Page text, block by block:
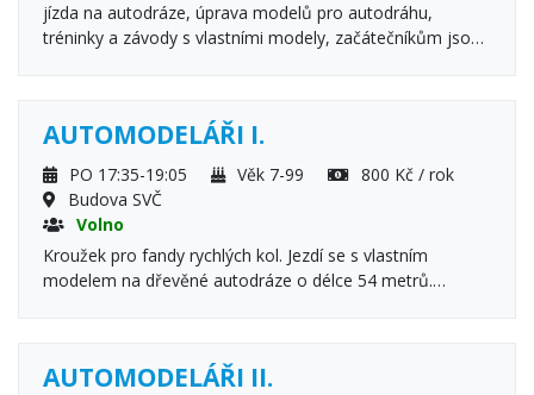
jízda na autodráze, úprava modelů pro autodráhu,
tréninky a závody s vlastními modely, začátečníkům jsou
AUTOMODELÁŘI I.
PO 17:35-19:05 Věk 7-99
800 Kč / rok
Budova SVČ
Volno
Kroužek pro fandy rychlých kol. Jezdí se s vlastním
modelem na dřevěné autodráze o délce 54 metrů.
AUTOMODELÁŘI II.